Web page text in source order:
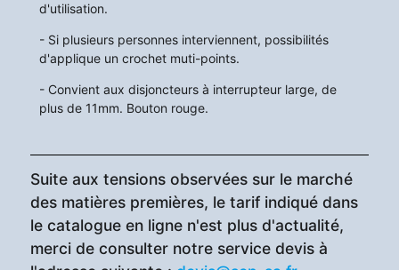
d'utilisation.
- Si plusieurs personnes interviennent, possibilités
d'applique un crochet muti-points.
- Convient aux disjoncteurs à interrupteur large, de
plus de 11mm. Bouton rouge.
Suite aux tensions observées sur le marché
des matières premières, le tarif indiqué dans
le catalogue en ligne n'est plus d'actualité,
merci de consulter notre service devis à